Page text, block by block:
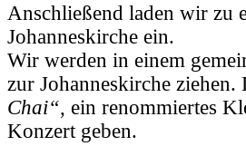
Anschließend laden wir zu
Johanneskirche ein.
Wir werden in einem
zur Johanneskirche
Chai“, ein renommiertes
Konzert geben.